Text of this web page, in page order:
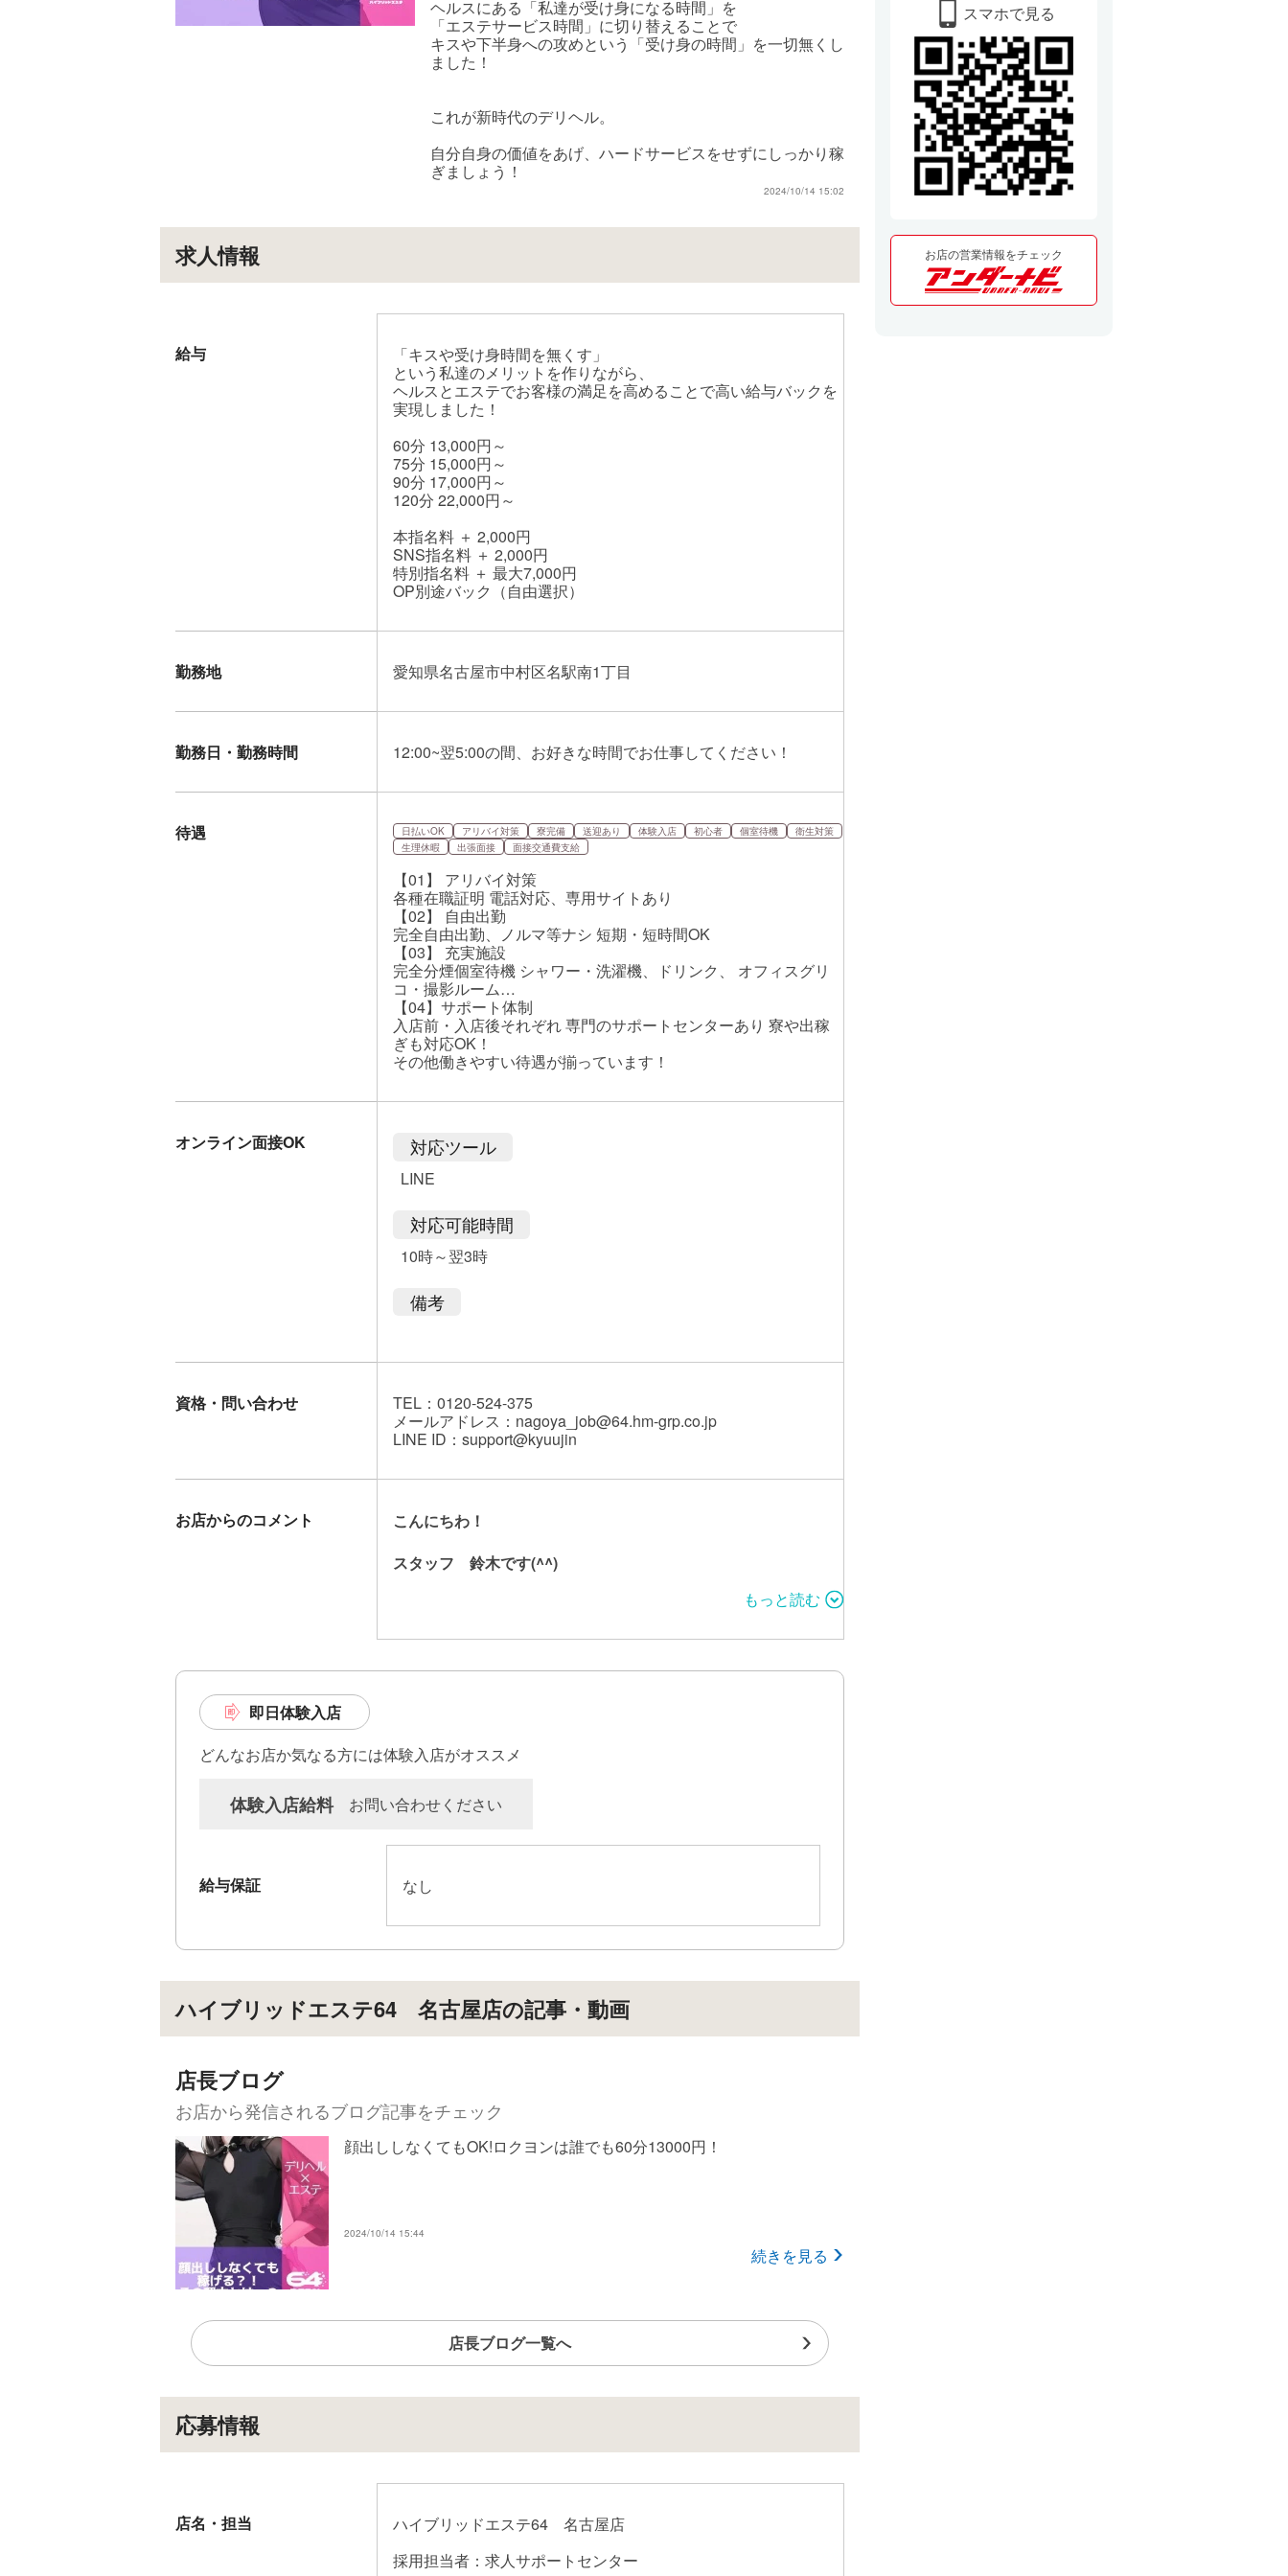
ヘルスにある「私達が受け身になる時間」を
「エステサービス時間」に切り替えることで
キスや下半身への攻めという「受け身の時間」を一切無くし
ました！
これが新時代のデリヘル。
自分自身の価値をあげ、ハードサービスをせずにしっかり稼
ぎましょう！
2024/10/14 15:02
求人情報
給与
「キスや受け身時間を無くす」
という私達のメリットを作りながら、
ヘルスとエステでお客様の満足を高めることで高い給与バックを
実現しました！
60分 13,000円～
75分 15,000円～
90分 17,000円～
120分 22,000円～
本指名料 ＋ 2,000円
SNS指名料 ＋ 2,000円
特別指名料 ＋ 最大7,000円
OP別途バック（自由選択）
勤務地 愛知県名古屋市中村区名駅南1丁目
勤務日・勤務時間 12:00~翌5:00の間、お好きな時間でお仕事してください！
待遇 日払いOK アリバイ対策 寮完備 送迎あり 体験入店 初心者 個室待機
衛生対策
生理休暇
出張面接 面接交通費支給
【01】 アリバイ対策
各種在職証明 電話対応、専用サイトあり
【02】 自由出勤
完全自由出勤、ノルマ等ナシ 短期・短時間OK
【03】 充実施設
完全分煙個室待機 シャワー・洗濯機、ドリンク、 オフィスグリ
コ・撮影ルーム…
【04】サポート体制
入店前・入店後それぞれ 専門のサポートセンターあり 寮や出稼
ぎも対応OK！
その他働きやすい待遇が揃っています！
オンライン面接OK 対応ツール
LINE
対応可能時間
10時～翌3時
備考
資格・問い合わせ
TEL：0120-524-375
メールアドレス：nagoya_job@64.hm-grp.co.jp
LINE ID：support@kyuujin
お店からのコメント
こんにちわ！
スタッフ 鈴木です(^^)
い！
『稼げる環境』が当店にはあります！
何もやっていない人は稼げませんし、
コツコツと写メ日記や、キテネ等している人は稼げるようになっ
では何故、当店は稼げる環境なのかをお答えします！
『大手グループ』
と、なる方がいます^^
他のお店様の受付がどうかはわかりませんが、
言葉遣いも丁寧です！
ちなみに・・・・割引しても女性のお給料は変わりません！
・75分 15,000円〜
フリーでこのお給料です！
ここから
ネット指名+1000
60分でも最大で25000円近くに！
『徹底サポート』
→パネル写真や、写メ日記やその他のサポートを徹底しておりま
す！
女性のアピールコメントも貴女にあった内容を
もっと読む
即日体験入店
どんなお店か気なる方には体験入店がオススメ
体験入店給料 お問い合わせください
給与保証 なし
ハイブリッドエステ64 名古屋店の記事・動画
店長ブログ
お店から発信されるブログ記事をチェック
顔出ししなくてもOK!ロクヨンは誰でも60分13000円！
2024/10/14 15:44
続きを見る
店長ブログ一覧へ
応募情報
店名・担当
ハイブリッドエステ64 名古屋店
採用担当者：求人サポートセンター
スマホで見る
お店の営業情報をチェック